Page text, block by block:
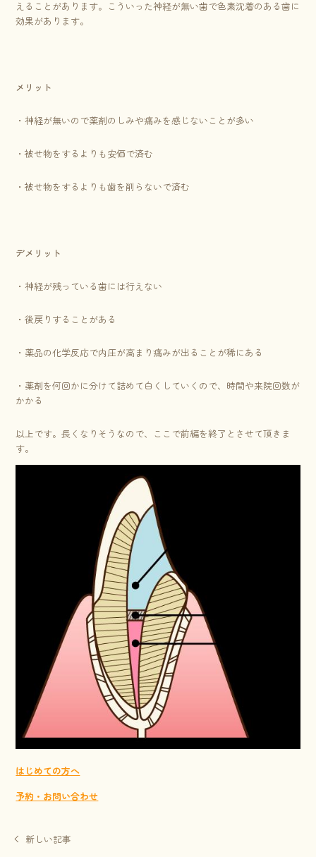
えることがあります。こういった神経が無い歯で色素沈着のある歯に
効果があります。
メリット
・神経が無いので薬剤のしみや痛みを感じないことが多い
・被せ物をするよりも安価で済む
・被せ物をするよりも歯を削らないで済む
デメリット
・神経が残っている歯には行えない
・後戻りすることがある
・薬品の化学反応で内圧が高まり痛みが出ることが稀にある
・薬剤を何回かに分けて詰めて白くしていくので、時間や来院回数が
かかる
以上です。長くなりそうなので、ここで前編を終了とさせて頂きま
す。
はじめての方へ
予約・お問い合わせ
新しい記事